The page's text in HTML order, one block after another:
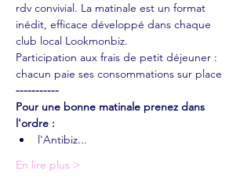
rdv convivial. La matinale est un format
inédit, efficace développé dans chaque
club local Lookmonbiz.
Participation aux frais de petit déjeuner :
chacun paie ses consommations sur place
-----------
Pour une bonne matinale prenez dans
l'ordre :
l'Antibiz...
En lire plus >